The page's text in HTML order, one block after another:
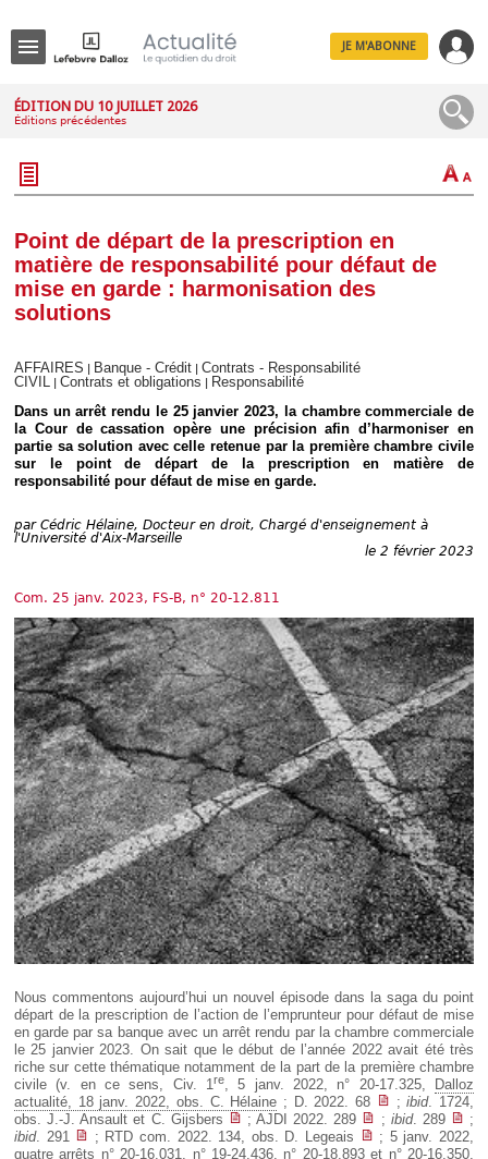
IT
JE M'ABONNE
ÉDITION DU 10 JUILLET 2026
Éditions précédentes
Point de départ de la prescription en
matière de responsabilité pour défaut de
mise en garde : harmonisation des
solutions
AFFAIRES Banque - Crédit Contrats - Responsabilité
CIVIL
Contrats et obligations
Responsabilité
Dans un arrêt rendu le 25 janvier 2023, la chambre commerciale de
la Cour de cassation opère une précision afin d’harmoniser en
partie sa solution avec celle retenue par la première chambre civile
sur le point de départ de la prescription en matière de
responsabilité pour défaut de mise en garde.
par Cédric Hélaine, Docteur en droit, Chargé d'enseignement à
l'Université d'Aix-Marseille
le 2 février 2023
Com. 25 janv. 2023, FS-B, n° 20-12.811
Nous commentons aujourd’hui un nouvel épisode dans la saga du point
départ de la prescription de l’action de l’emprunteur pour défaut de mise
en garde par sa banque avec un arrêt rendu par la chambre commerciale
le 25 janvier 2023. On sait que le début de l’année 2022 avait été très
riche sur cette thématique notamment de la part de la première chambre
civile (v. en ce sens, Civ. 1re, 5 janv. 2022, n° 20-17.325,
Dalloz
actualité, 18 janv. 2022, obs. C. Hélaine ; D. 2022. 68 ;ibid. 1724,
obs. J.-J. Ansault et C. Gijsbers
; AJDI 2022. 289 ; ibid. 289
;
ibid. 291 ; RTD com. 2022. 134, obs. D. Legeais
; 5 janv. 2022,
quatre arrêts n° 20-16.031, n° 19-24.436, n° 20-18.893 et n° 20-16.350,